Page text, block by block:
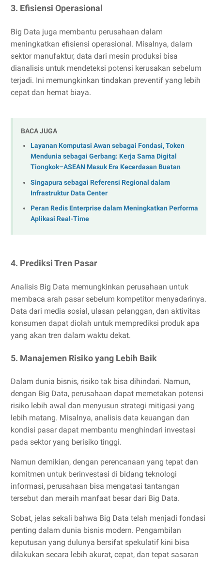
3. Efisiensi Operasional
Big Data juga membantu perusahaan dalam
meningkatkan efisiensi operasional. Misalnya, dalam
sektor manufaktur, data dari mesin produksi bisa
dianalisis untuk mendeteksi potensi kerusakan sebelum
terjadi. Ini memungkinkan tindakan preventif yang lebih
cepat dan hemat biaya.
BACA JUGA
Layanan Komputasi Awan sebagai Fondasi, Token
Mendunia sebagai Gerbang: Kerja Sama Digital
Tiongkok–ASEAN Masuk Era Kecerdasan Buatan
Singapura sebagai Referensi Regional dalam
Infrastruktur Data Center
Peran Redis Enterprise dalam Meningkatkan Performa
Aplikasi Real-Time
4. Prediksi Tren Pasar
Analisis Big Data memungkinkan perusahaan untuk
membaca arah pasar sebelum kompetitor menyadarinya.
Data dari media sosial, ulasan pelanggan, dan aktivitas
konsumen dapat diolah untuk memprediksi produk apa
yang akan tren dalam waktu dekat.
5. Manajemen Risiko yang Lebih Baik
Dalam dunia bisnis, risiko tak bisa dihindari. Namun,
dengan Big Data, perusahaan dapat memetakan potensi
risiko lebih awal dan menyusun strategi mitigasi yang
lebih matang. Misalnya, analisis data keuangan dan
kondisi pasar dapat membantu menghindari investasi
pada sektor yang berisiko tinggi.
Namun demikian, dengan perencanaan yang tepat dan
komitmen untuk berinvestasi di bidang teknologi
informasi, perusahaan bisa mengatasi tantangan
tersebut dan meraih manfaat besar dari Big Data.
Sobat, jelas sekali bahwa Big Data telah menjadi fondasi
penting dalam dunia bisnis modern. Pengambilan
keputusan yang dulunya bersifat spekulatif kini bisa
dilakukan secara lebih akurat, cepat, dan tepat sasaran